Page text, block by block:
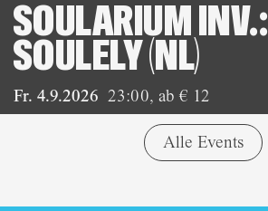
Fr. 4.9.2026 23:00, ab € 12
SOULARIUM INV.:
SOULELY (NL)
Alle Events